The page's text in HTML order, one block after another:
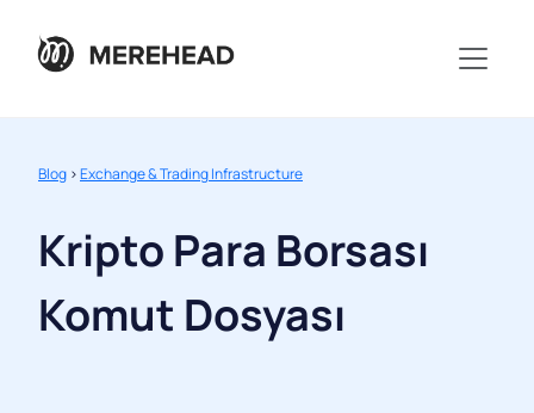
Blog >Exchange & Trading Infrastructure
Kripto Para Borsası
Komut Dosyası